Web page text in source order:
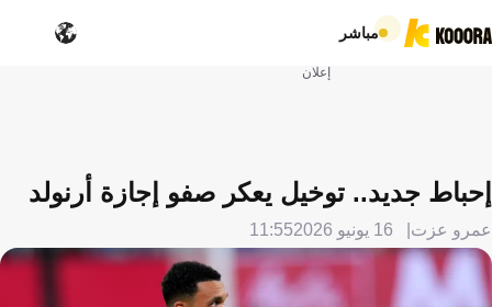
مباشر
إعلان
إحباط جديد.. توخيل يعكر صفو إجازة أرنولد
عمرو عزت 16 يونيو 2026 11:55